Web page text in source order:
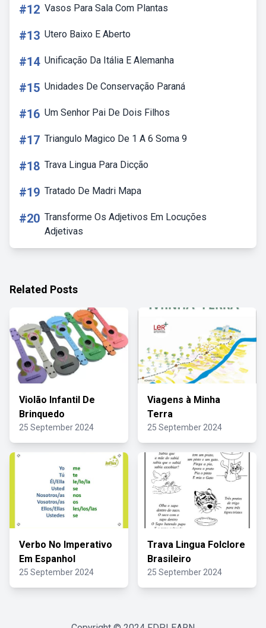
#12 Vasos Para Sala Com Plantas
#13 Utero Baixo E Aberto
#14 Unificação Da Itália E Alemanha
#15 Unidades De Conservação Paraná
#16 Um Senhor Pai De Dois Filhos
#17 Triangulo Magico De 1 A 6 Soma 9
#18 Trava Lingua Para Dicção
#19 Tratado De Madri Mapa
#20 Transforme Os Adjetivos Em Locuções
Adjetivas
Related Posts
Violão Infantil De
Brinquedo
25 September 2024
Viagens à Minha
Terra
25 September 2024
Verbo No Imperativo
Em Espanhol
25 September 2024
Trava Lingua Folclore
Brasileiro
25 September 2024